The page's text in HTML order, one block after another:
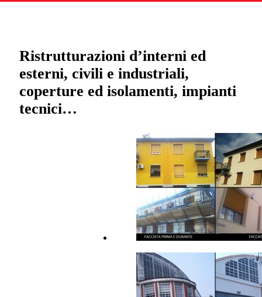
Ristrutturazioni d’interni ed
esterni, civili e industriali,
coperture ed isolamenti, impianti
tecnici…